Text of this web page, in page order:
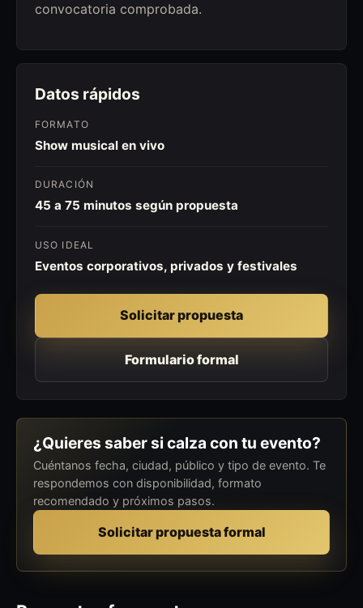
convocatoria comprobada.
Datos rápidos
FORMATO
Show musical en vivo
DURACIÓN
45 a 75 minutos según propuesta
USO IDEAL
Eventos corporativos, privados y festivales
Solicitar propuesta
Formulario formal
¿Quieres saber si calza con tu evento?
Cuéntanos fecha, ciudad, público y tipo de evento. Te
respondemos con disponibilidad, formato
recomendado y próximos pasos.
Solicitar propuesta formal